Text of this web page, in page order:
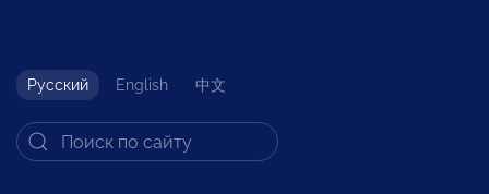
Русский English 中文